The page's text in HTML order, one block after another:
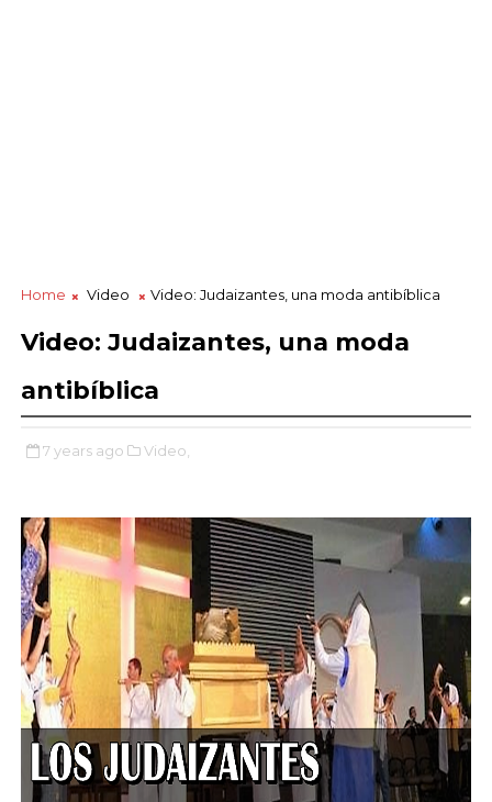
Home Video Video: Judaizantes, una moda antibíblica
Video: Judaizantes, una moda
antibíblica
7 years ago Video,